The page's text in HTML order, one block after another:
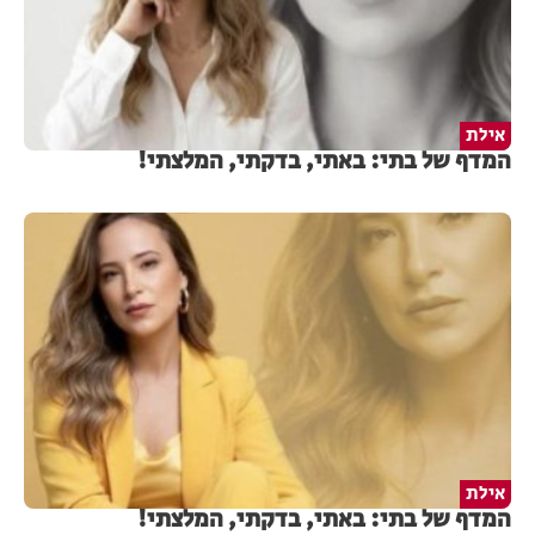
אילת
המדף של בתי: באתי, בדקתי, המלצתי!
אילת
המדף של בתי: באתי, בדקתי, המלצתי!